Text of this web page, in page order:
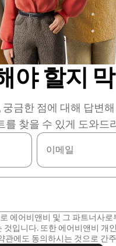
야 할지
금한 점에 대해 답변
를 찾을 수 있게 도와드
이메일
에어비앤비 및 그 파트너사
것입니다. 또한 에어비앤비 개
관에도 동의하시는 것으로 간